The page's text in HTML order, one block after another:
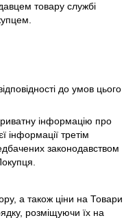
товару службі
до умов цього
інформацію про
інформації третім
законодавством
а також ціни на Товари
розміщуючи їх на